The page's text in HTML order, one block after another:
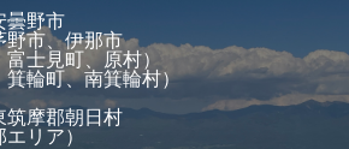
曇野市
野市、伊那市
士見町、原村）
箕輪町、南箕輪村）
筑摩郡朝日村
リア）